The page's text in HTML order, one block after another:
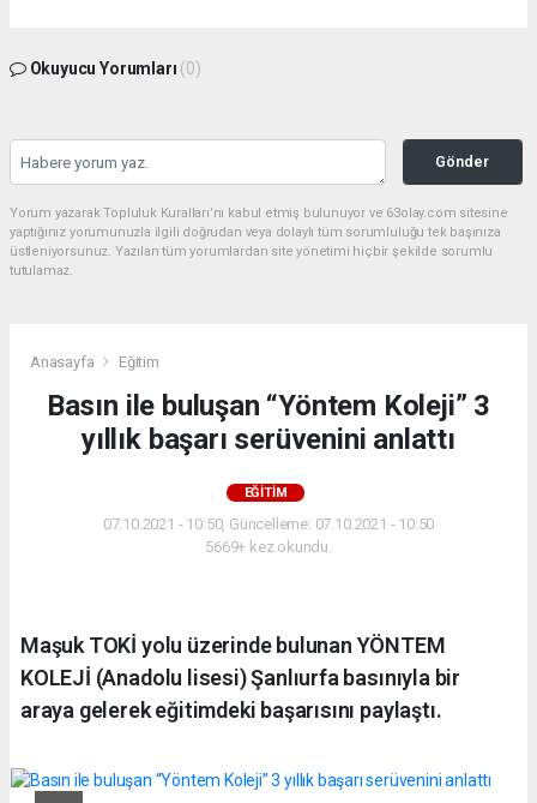
Okuyucu Yorumları (0)
Gönder
Yorum yazarak Topluluk Kuralları’nı kabul etmiş bulunuyor ve 63olay.com sitesine
yaptığınız yorumunuzla ilgili doğrudan veya dolaylı tüm sorumluluğu tek başınıza
üstleniyorsunuz. Yazılan tüm yorumlardan site yönetimi hiçbir şekilde sorumlu
tutulamaz.
Anasayfa Eğitim
Basın ile buluşan “Yöntem Koleji” 3
yıllık başarı serüvenini anlattı
EĞITIM
07.10.2021 - 10:50, Güncelleme: 07.10.2021 - 10:50
5669+ kez okundu.
Maşuk TOKİ yolu üzerinde bulunan YÖNTEM
KOLEJİ (Anadolu lisesi) Şanlıurfa basınıyla bir
araya gelerek eğitimdeki başarısını paylaştı.